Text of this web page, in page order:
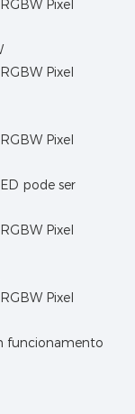
pode ser
funcionamento